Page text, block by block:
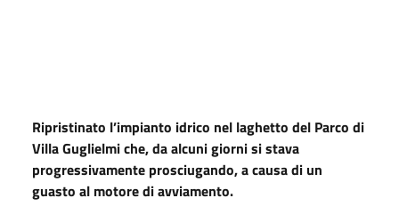
Ripristinato l’impianto idrico nel laghetto del Parco di
Villa Guglielmi che, da alcuni giorni si stava
progressivamente prosciugando, a causa di un
guasto al motore di avviamento.